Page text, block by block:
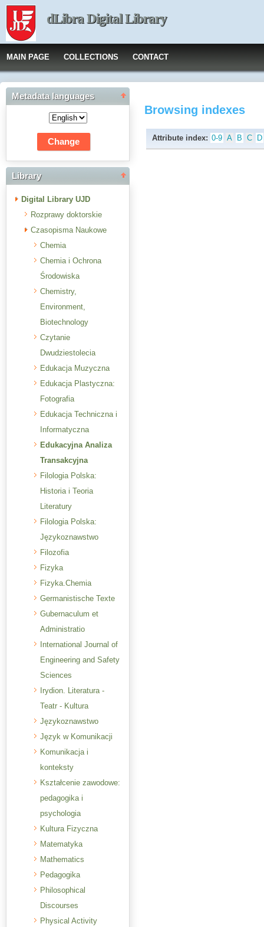
dLibra Digital Library
MAIN PAGE COLLECTIONS CONTACT
Metadata languages
Library
Digital Library UJD
Rozprawy doktorskie
Czasopisma Naukowe
Chemia
Chemia i Ochrona
Środowiska
Chemistry,
Environment,
Biotechnology
Czytanie
Dwudziestolecia
Edukacja Muzyczna
Edukacja Plastyczna:
Fotografia
Edukacja Techniczna i
Informatyczna
Edukacyjna Analiza
Transakcyjna
Filologia Polska:
Historia i Teoria
Literatury
Filologia Polska:
Językoznawstwo
Filozofia
Fizyka
Fizyka.Chemia
Germanistische Texte
Gubernaculum et
Administratio
International Journal of
Engineering and Safety
Sciences
Irydion. Literatura -
Teatr - Kultura
Językoznawstwo
Język w Komunikacji
Komunikacja i
konteksty
Kształcenie zawodowe:
pedagogika i
psychologia
Kultura Fizyczna
Matematyka
Mathematics
Pedagogika
Philosophical
Discourses
Physical Activity
Browsing indexes
Attribute index: 0-9 A B C D